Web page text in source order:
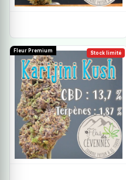
Stock limité
Fleur Premium